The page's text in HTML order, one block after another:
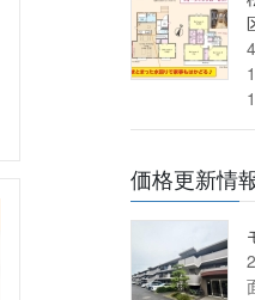
価格更新情